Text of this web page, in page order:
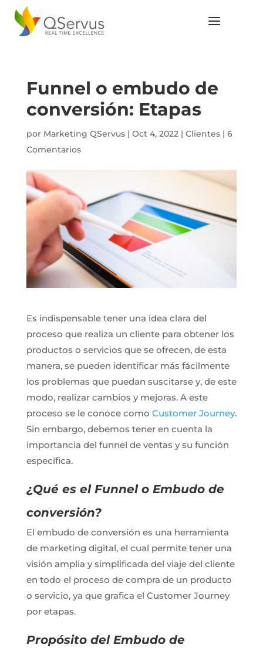
Funnel o embudo de
conversión: Etapas
por Marketing QServus| Oct 4, 2022| Clientes| 6
Comentarios
Es indispensable tener una idea clara del
proceso que realiza un cliente para obtener los
productos o servicios que se ofrecen, de esta
manera, se pueden identificar más fácilmente
los problemas que puedan suscitarse y, de este
modo, realizar cambios y mejoras. A este
proceso se le conoce como Customer Journey.
Sin embargo, debemos tener en cuenta la
importancia del funnel de ventas y su función
específica.
¿Qué es el Funnel o Embudo de
conversión?
El embudo de conversión es una herramienta
de marketing digital, el cual permite tener una
visión amplia y simplificada del viaje del cliente
en todo el proceso de compra de un producto
o servicio, ya que grafica el Customer Journey
por etapas.
Propósito del Embudo de